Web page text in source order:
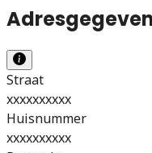
Straat
xxxxxxxxxx
Huisnummer
xxxxxxxxxx